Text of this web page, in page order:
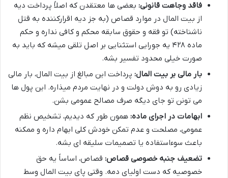
فاقد وجاهت قانونی: بعضی ها معتقدن که اصلاً پرداخت دیه
از بیت المال در موارد قصاص (به جز دیه اقرارکننده به قتل
ناشناخته) تو فقه و حقوق سابقه محکم و کافی نداره و حکم
ماده ۴۲۸ یه جورایی استثنایی بر اصل تلقی میشه که باید به
صورت خیلی محدود تفسیر بشه.
بار مالی بر بیت المال: پرداخت این مبالغ از بیت المال، بار مالی
زیادی رو به دوش دولت و در نهایت مردم میذاره. این پول ها
می تونن تو جای دیگه صرف مصالح عمومی بشن.
ابهامات در اجرای ماده: همون طور که دیدیم، تشخیص نظم
عمومی، مصلحت و عدم تمکن خودش کلی ابهام داره و ممکنه
باعث سوءاستفاده یا تصمیمات سلیقه ای بشه.
تضعیف جنبه خصوصی قصاص: قصاص، اساساً یه حق
خصوصیه که دست اولیای دمه. وقتی پای بیت المال وسط